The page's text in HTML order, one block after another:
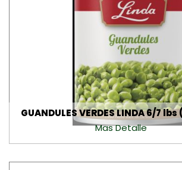
GUANDULES VERDES LINDA 6/7 lbs
Mas Detalle